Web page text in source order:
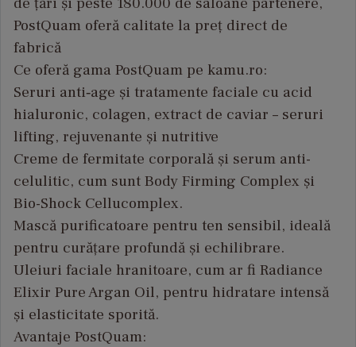
PostQuam oferă calitate la preț direct de
fabrică
Ce oferă gama PostQuam pe kamu.ro:
Seruri anti‑age și tratamente faciale cu acid
hialuronic, colagen, extract de caviar – seruri
lifting, rejuvenante și nutritive
Creme de fermitate corporală și serum anti-
celulitic, cum sunt Body Firming Complex și
Bio-Shock Cellucomplex.
Mască purificatoare pentru ten sensibil, ideală
pentru curățare profundă și echilibrare.
Uleiuri faciale hranitoare, cum ar fi Radiance
Elixir Pure Argan Oil, pentru hidratare intensă
și elasticitate sporită.
Avantaje PostQuam: